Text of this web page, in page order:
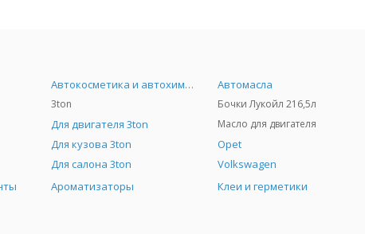
Автокосметика и автохимия
3ton
Для двигателя 3ton
Для кузова 3ton
Для салона 3ton
Автомасла
Бочки Лукойл 216,5л
Масло для двигателя
Opet
Volkswagen
Ароматизаторы Клеи и герметики